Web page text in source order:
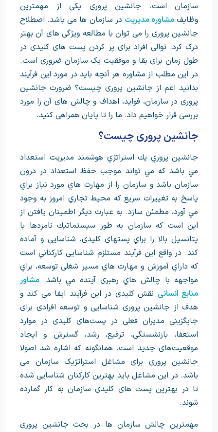
سازمان است. جانشین پروری یکی از مهمترین
وظایفمشاوره مدیریت در سازمان ها می باشد. اصطلاح
جانشین پروری را می توان با مطالعه ویژگی های آن بهتر
درک کرد. توالی افراد برای پر کردن پست های کلیدی در
طول زمان برای بقا و موفقیت یک سازمان ضروری است.
در این مطلب از مشاوره هر آنچه باید در مورد این فرآیند
بدانید اعم از جانشین پروری چیست؟ ضرورت جانشین
پروری در سازمان، فواید، اهداف و چالش های آن را مورد
بررسی قرار خواهیم داد. ما را تا پایان همراهی کنید.
جانشین پروری چیست؟
جانشین پروري يك استراتژي هوشمند مديريت استعداد
مي باشد كه مي تواند موجب حفظ استعداد در درون
سازمان باشد و سازمان را از مهارت هاي مورد نياز براي
پاسخ به تغييرات سريع كه محيط تجاري امروز به وجود
مي آورد، مطمئن سازد. به عبارت دیگر اطمينان يافتن از
اين است كه سازمان به طور سيستماتيك نامزدها با
پتانسيل بالا را براي پستهای كليدی، شناسايی و آماده
کند. در واقع این فرآیند مستلزم شناسايی كاركناني است
كه داراي آموزش و مهارت هاي مسير شغلی توسعه، براي
مواجهه با چالش هاي رهبری آينده مي باشد. مشاور
منابع انسانی نقش کلیدی در این فرآیند ایفا می کند و
هدف از جانشین پروری شناسایی و توسعه افرادی برای
جایگزینی مدیران فعلی در پست‌های کلیدی در موارد
استعفا، بازنشستگی، ترفیع، رشد، گسترش و ایجاد
موقعیت‌های جدید است. همانگونه که اشاره شد اصولا
جانشین پروری برای مشاغل استراتژیک سازمان می
باشد. در این مشاغل باید بهترین کارکنان شناسایی شده
تا در بهترین پست های کلیدی سازمان به کار گمارده
شوند.
مهمترین چالش سازمان ها در بحث جانشین پروری